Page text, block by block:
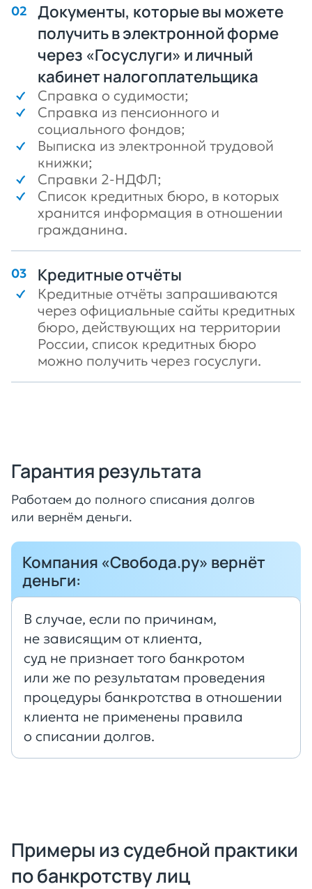
Документы, которые вы можете
получить в электронной форме
через «Госуслуги» и личный
кабинет налогоплательщика
Справка о судимости;
Справка из пенсионного и
социального фондов;
Выписка из электронной трудовой
книжки;
Справки 2-НДФЛ;
Список кредитных бюро, в которых
хранится информация в отношении
гражданина.
Кредитные отчёты
Кредитные отчёты запрашиваются
через официальные сайты кредитных
бюро, действующих на территории
России, список кредитных бюро
можно получить через госуслуги.
Гарантия результата
Работаем до полного списания долгов
или вернём деньги.
Компания «Свобода.ру» вернёт
деньги:
В случае, если по причинам,
не зависящим от клиента,
суд не признает того банкротом
или же по результатам проведения
процедуры банкротства в отношении
клиента не применены правила
о списании долгов.
Примеры из судебной практики
по банкротству лиц